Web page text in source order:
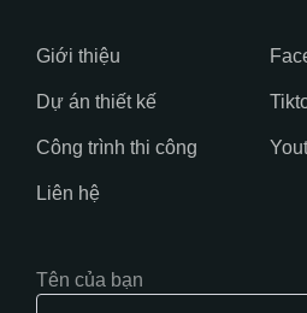
Giới thiệu
Dự án thiết kế
Công trình thi công
Liên hệ
Tên của bạn